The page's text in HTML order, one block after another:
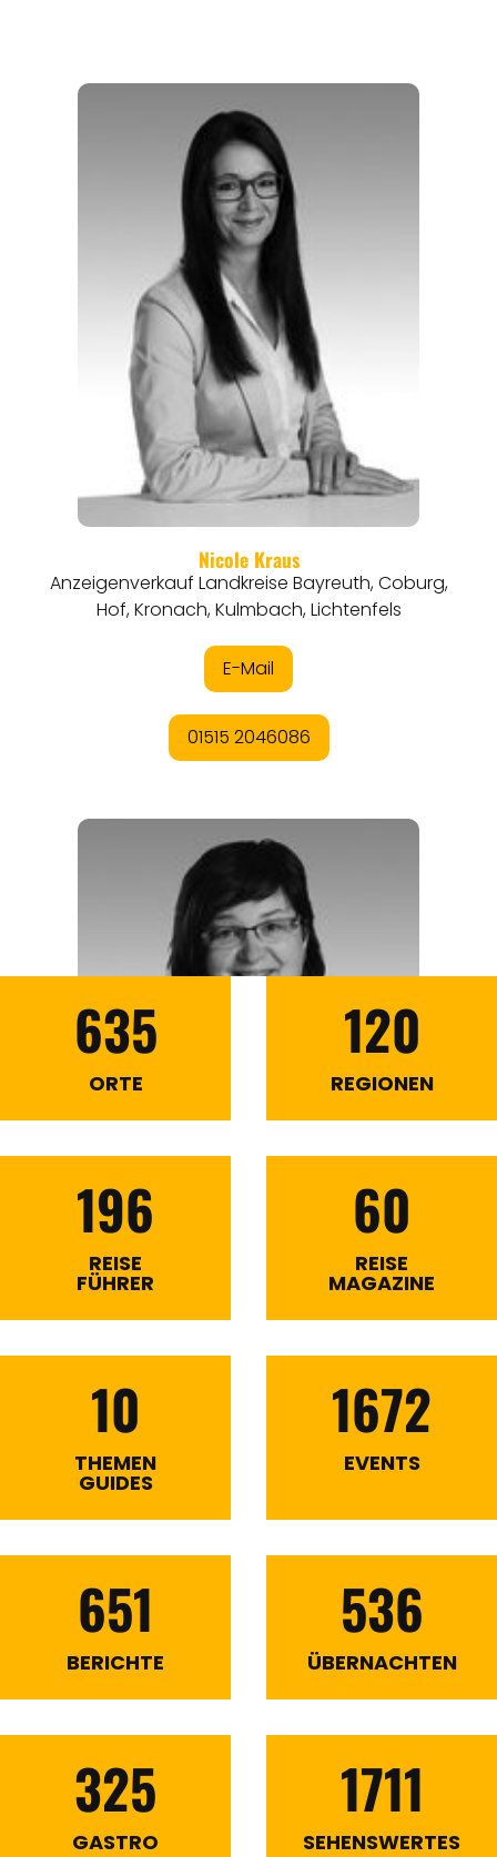
635
ORTE
120
REGIONEN
196
REISE
FÜHRER
60
REISE
MAGAZINE
10
THEMEN
GUIDES
1672
EVENTS
651
BERICHTE
536
ÜBERNACHTEN
325
GASTRO
1711
SEHENSWERTES